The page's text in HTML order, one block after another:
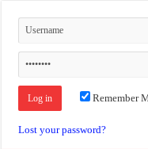
Remember
Lost your password?